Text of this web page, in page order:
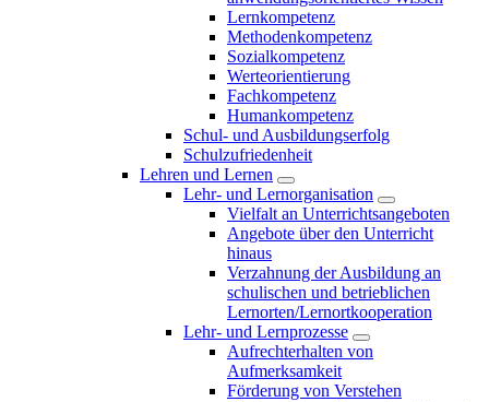
Lernkompetenz
Methodenkompetenz
Sozialkompetenz
Werteorientierung
Fachkompetenz
Humankompetenz
Schul- und Ausbildungserfolg
Schulzufriedenheit
Lehren und Lernen
Lehr- und Lernorganisation
Vielfalt an Unterrichtsangeboten
Angebote über den Unterricht
hinaus
Verzahnung der Ausbildung an
schulischen und betrieblichen
Lernorten/Lernortkooperation
Lehr- und Lernprozesse
Aufrechterhalten von
Aufmerksamkeit
Förderung von Verstehen